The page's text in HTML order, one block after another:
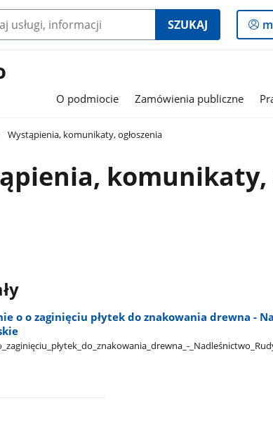
SZUKAJ
O podmiocie Zamówienia publiczne
Wystąpienia, komunikaty, ogłoszenia
komunikaty,
o o zaginięciu płytek do znakowania drewna -